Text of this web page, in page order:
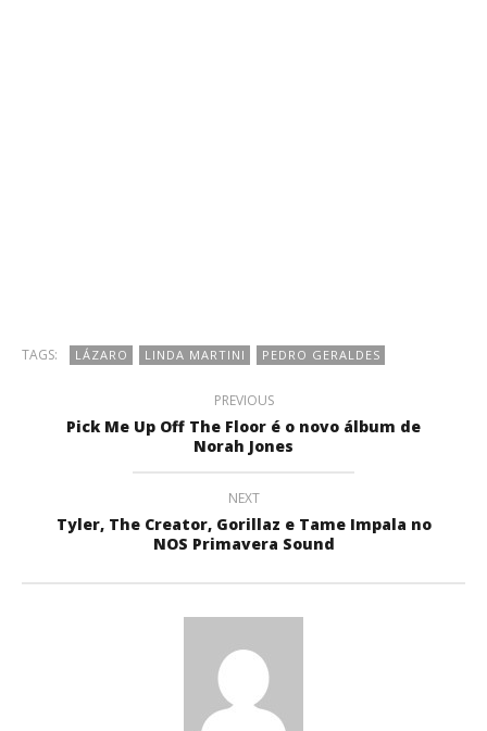
TAGS: LÁZARO LINDA MARTINI PEDRO GERALDES
PREVIOUS
Pick Me Up Off The Floor é o novo álbum de
Norah Jones
NEXT
Tyler, The Creator, Gorillaz e Tame Impala no
NOS Primavera Sound